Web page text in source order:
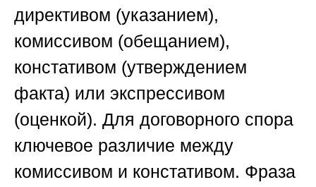
директивом (указанием),
комиссивом (обещанием),
констативом (утверждением
факта) или экспрессивом
(оценкой). Для договорного спора
ключевое различие между
комиссивом и констативом. Фраза